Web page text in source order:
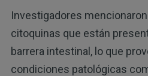
Investigadores mencionaron
citoquinas que están
barrera intestinal, lo que
condiciones patológicas